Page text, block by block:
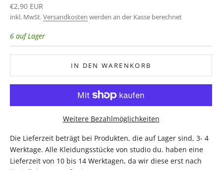
Angebot
€2,90 EUR
inkl. MwSt.Versandkosten werden an der Kasse berechnet
6 auf Lager
IN DEN WARENKORB
Weitere Bezahlmöglichkeiten
Die Lieferzeit beträgt bei Produkten, die auf Lager sind, 3- 4
Werktage. Alle Kleidungsstücke von studio du. haben eine
Lieferzeit von 10 bis 14 Werktagen, da wir diese erst nach